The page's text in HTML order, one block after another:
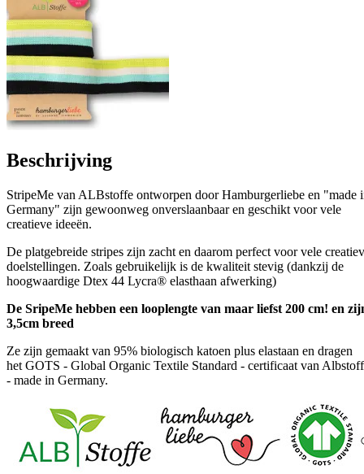
Beschrijving
StripeMe van ALBstoffe ontworpen door Hamburgerliebe en "made
Germany" zijn gewoonweg onverslaanbaar en geschikt voor vele
creatieve ideeën.
De platgebreide stripes zijn zacht en daarom perfect voor vele
doelstellingen. Zoals gebruikelijk is de kwaliteit stevig (dankzij de
hoogwaardige Dtex 44 Lycra® elasthaan afwerking)
De SripeMe hebben een looplengte van maar liefst 200 cm! en
3,5cm breed
Ze zijn gemaakt van 95% biologisch katoen plus elastaan ​​en dragen
het GOTS - Global Organic Textile Standard - certificaat van
- made in Germany.